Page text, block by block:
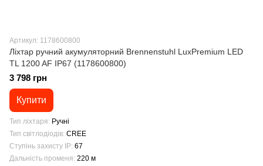
Артикул: 1178600800
Ліхтар ручний акумуляторний Brennenstuhl LuxPremium LED
TL 1200 AF IP67 (1178600800)
3 798 грн
Купити
Тип ліхтаря
Ручні
Тип світлодіодів CREE
Ступінь захисту IP 67
Дальність променя 220 м